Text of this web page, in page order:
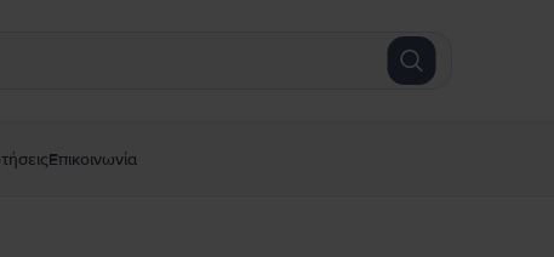
Επικοινωνία